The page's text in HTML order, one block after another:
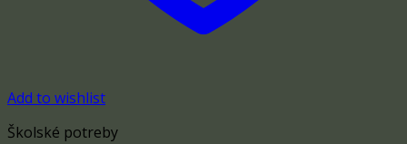
Add to wishlist
Školské potreby